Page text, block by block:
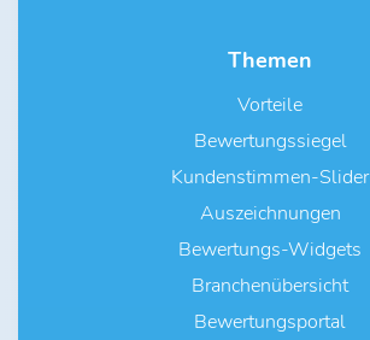
Themen
Vorteile
Bewertungssiegel
Kundenstimmen-Slider
Auszeichnungen
Bewertungs-Widgets
Branchenübersicht
Bewertungsportal